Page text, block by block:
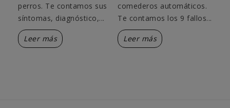
perros. Te contamos sus
síntomas, diagnóstico,...
Leer más
comederos automáticos.
Te contamos los 9 fallos...
Leer más